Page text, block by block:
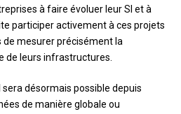
à faire évoluer leur SI et à
participer activement à ces projets
mesurer précisément la
de leurs infrastructures.
sera désormais possible depuis
de manière globale ou